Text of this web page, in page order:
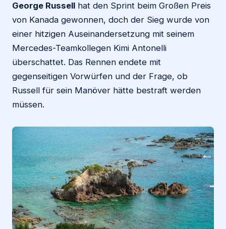
George Russell hat den Sprint beim Großen Preis
von Kanada gewonnen, doch der Sieg wurde von
einer hitzigen Auseinandersetzung mit seinem
Mercedes-Teamkollegen Kimi Antonelli
überschattet. Das Rennen endete mit
gegenseitigen Vorwürfen und der Frage, ob
Russell für sein Manöver hätte bestraft werden
müssen.